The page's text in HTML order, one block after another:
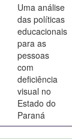
Uma análise
das políticas
educacionais
para as
pessoas
com
deficiência
visual no
Estado do
Paraná